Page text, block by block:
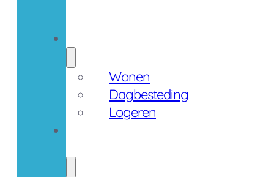
Wonen
Dagbesteding
Logeren